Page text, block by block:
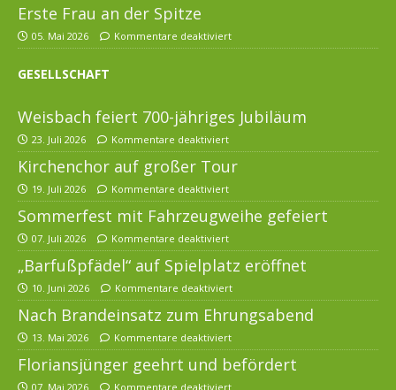
Erste Frau an der Spitze
05. Mai 2026 Kommentare deaktiviert
GESELLSCHAFT
Weisbach feiert 700-jähriges Jubiläum
23. Juli 2026 Kommentare deaktiviert
Kirchenchor auf großer Tour
19. Juli 2026 Kommentare deaktiviert
Sommerfest mit Fahrzeugweihe gefeiert
07. Juli 2026 Kommentare deaktiviert
„Barfußpfädel“ auf Spielplatz eröffnet
10. Juni 2026 Kommentare deaktiviert
Nach Brandeinsatz zum Ehrungsabend
13. Mai 2026 Kommentare deaktiviert
Floriansjünger geehrt und befördert
07. Mai 2026 Kommentare deaktiviert